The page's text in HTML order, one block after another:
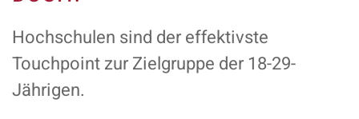
Hochschulen sind der effektivste
Touchpoint zur Zielgruppe der 18-29-
Jährigen.